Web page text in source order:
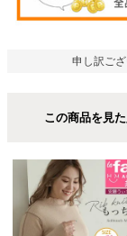
申し訳ご
この商品を見